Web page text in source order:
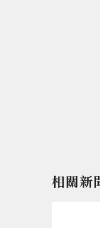
相關新